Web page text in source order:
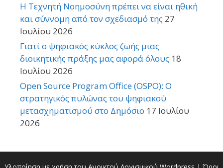
Η Τεχνητή Νοημοσύνη πρέπει να είναι ηθική
και σύννομη από τον σχεδιασμό της 27
Ιουλίου 2026
Γιατί ο ψηφιακός κύκλος ζωής μιας
διοικητικής πράξης μας αφορά όλους 18
Ιουλίου 2026
Open Source Program Office (OSPO): Ο
στρατηγικός πυλώνας του ψηφιακού
μετασχηματισμού στο Δημόσιο 17 Ιουλίου
2026